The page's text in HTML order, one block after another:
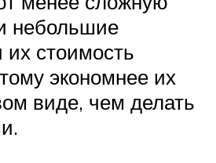
небольшие
стоимость
экономнее их
виде, чем делать